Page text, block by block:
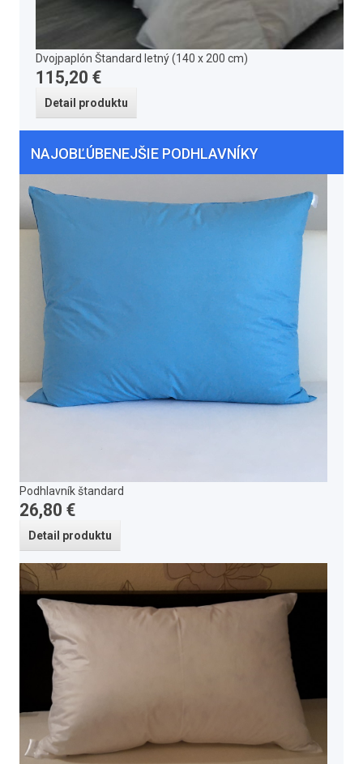
Dvojpaplón Štandard letný (140 x 200 cm)
115,20 €
Detail produktu
NAJOBĽÚBENEJŠIE PODHLAVNÍKY
Podhlavník štandard
26,80 €
Detail produktu